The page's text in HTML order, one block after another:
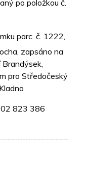
po položkou č.
parc. č. 1222,
zapsáno na
Brandýsek,
pro Středočeský
823 386